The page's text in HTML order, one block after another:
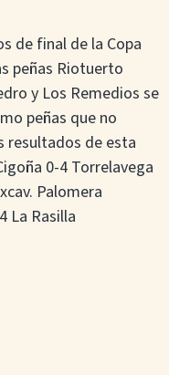
de final de la Copa
peñas Riotuerto
y Los Remedios se
peñas que no
resultados de esta
0-4 Torrelavega
Palomera
La Rasilla